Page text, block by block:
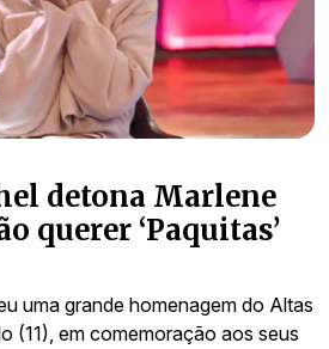
detona Marlene
querer ‘Paquitas’
uma grande homenagem do Altas
(11), em comemoração aos seus